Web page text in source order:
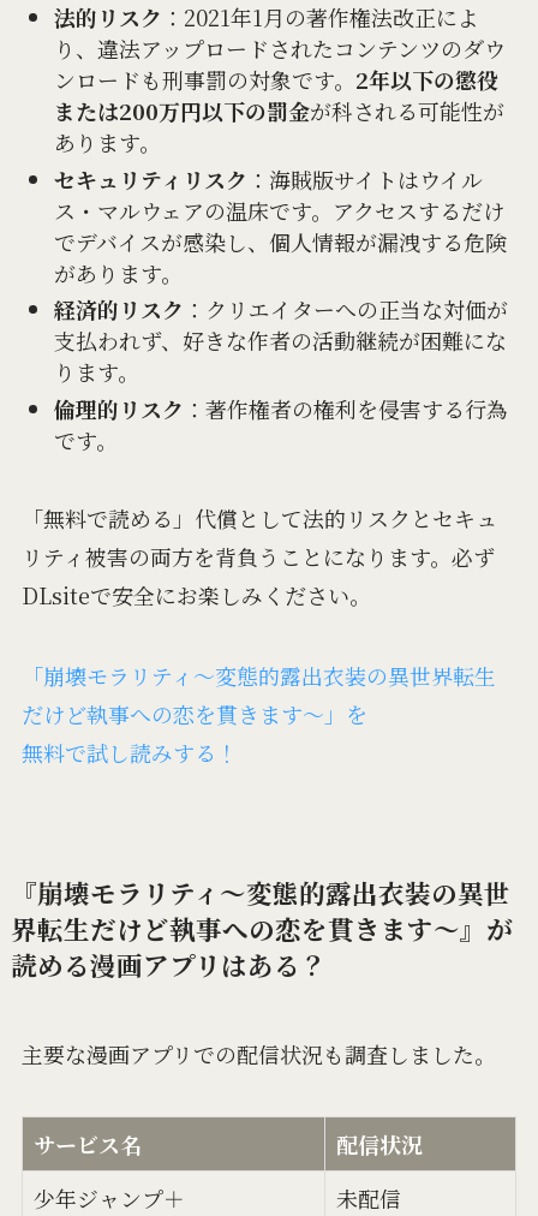
法的リスク ：2021年1月の著作権法改正によ
り、違法アップロードされたコンテンツのダウ
ンロードも刑事罰の対象です。 2年以下の懲役
または200万円以下の罰金が科される可能性が
あります。
セキュリティリスク ：海賊版サイトはウイル
ス・マルウェアの温床です。アクセスするだけ
でデバイスが感染し、個人情報が漏洩する危険
があります。
経済的リスク ：クリエイターへの正当な対価が
支払われず、好きな作者の活動継続が困難にな
ります。
倫理的リスク ：著作権者の権利を侵害する行為
です。
「無料で読める」代償として法的リスクとセキュ
リティ被害の両方を背負うことになります。必ず
DLsiteで安全にお楽しみください。
「崩壊モラリティ～変態的露出衣装の異世界転生
だけど執事への恋を貫きます～」を
無料で試し読みする！
『崩壊モラリティ～変態的露出衣装の異世
界転生だけど執事への恋を貫きます～』が
読める漫画アプリはある？
主要な漫画アプリでの配信状況も調査しました。
サービス名
配信状況
少年ジャンプ＋
未配信